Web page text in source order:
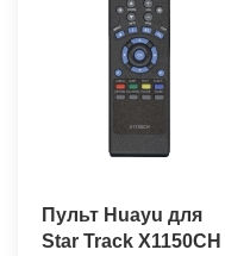
Пульт Huayu для
Star Track X1150CH